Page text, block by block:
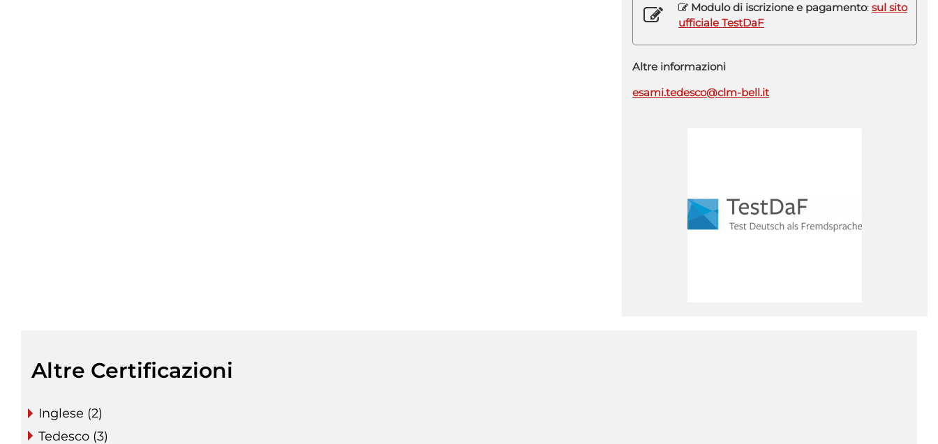
Modulo di iscrizione e pagamento: sul sito
ufficiale TestDaF
Altre informazioni
esami.tedesco@clm-bell.it
Altre Certificazioni
Inglese (2)
Tedesco (3)